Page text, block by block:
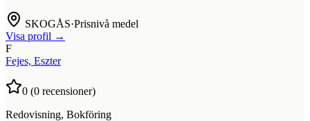
SKOGÅS·Prisnivå medel
Visa profil →
F
Fejes, Eszter
0 (0 recensioner)
Redovisning, Bokföring